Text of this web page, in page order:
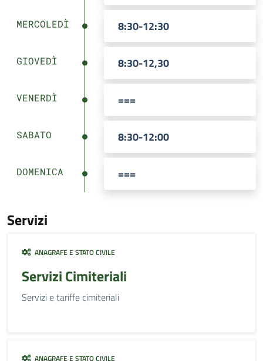
MERCOLEDÌ 8:30-12:30
GIOVEDÌ 8:30-12,30
VENERDÌ ===
SABATO 8:30-12:00
DOMENICA ===
Servizi
ANAGRAFE E STATO CIVILE
Servizi Cimiteriali
Servizi e tariffe cimiteriali
ANAGRAFE E STATO CIVILE